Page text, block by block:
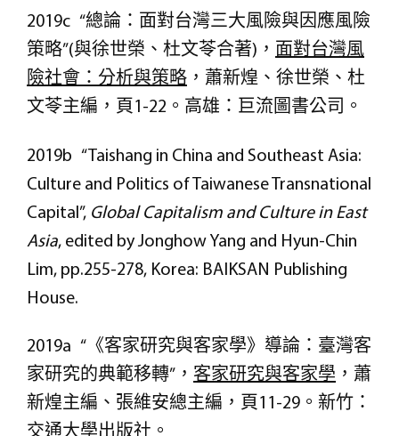
2019c “總論：面對台灣三大風險與因應風險
策略”(與徐世榮、杜文苓合著)， 面對台灣風
險社會：分析與策略 ，蕭新煌、徐世榮、杜
文苓主編，頁1-22。高雄：巨流圖書公司。
2019b “Taishang in China and Southeast Asia:
Culture and Politics of Taiwanese Transnational
Capital”, Global Capitalism and Culture in East
Asia, edited by Jonghow Yang and Hyun-Chin
Lim, pp.255-278, Korea: BAIKSAN Publishing
House.
2019a “《客家研究與客家學》導論：臺灣客
家研究的典範移轉”， 客家研究與客家學 ，蕭
新煌主編、張維安總主編，頁11-29。新竹：
交通大學出版社。